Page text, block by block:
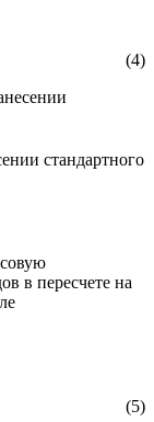
(4)
стандартного
в пересчете на
(5)